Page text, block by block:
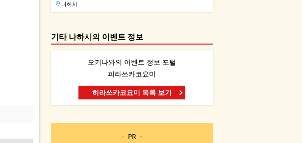
나하시
기타 나하시의 이벤트 정보
오키나와의 이벤트 정보 포털
피라쓰카코요미
히라쓰카코요미 목록 보기
PR